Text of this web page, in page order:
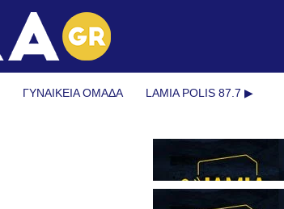
ΓΥΝΑΙΚΕΊΑ ΟΜΆΔΑ LAMIA POLIS 87.7 ▶︎